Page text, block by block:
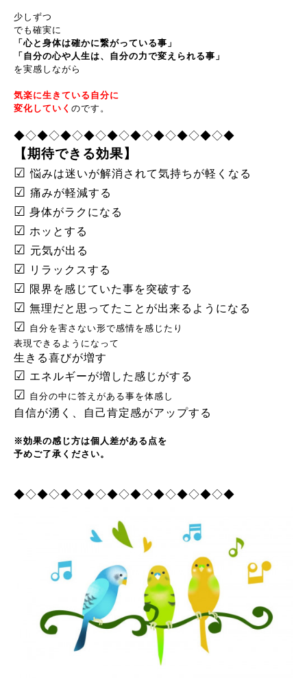
少しずつ
でも確実に
「心と身体は確かに繋がっている事」
「自分の心や人生は、自分の力で変えられる事」
を実感しながら
気楽に生きている自分に
変化していく のです。
◆◇◆◇◆◇◆◇◆◇◆◇◆◇◆◇◆◇◆
【期待できる効果】
☑悩みは迷いが解消されて気持ちが軽くなる
☑ 痛みが軽減する
☑ 身体がラクになる
☑ ホッとする
☑ 元気が出る
☑ リラックスする
☑ 限界を感じていた事を突破する
☑ 無理だと思ってたことが出来るようになる
☑ 自分を害さない形で感情を感じたり
表現できるようになって
生きる喜びが増す
☑ エネルギーが増した感じがする
☑ 自分の中に答えがある事を体感し
自信が湧く、自己肯定感がアップする
※効果の感じ方は個人差がある点を
予めご了承ください。
◆◇◆◇◆◇◆◇◆◇◆◇◆◇◆◇◆◇◆